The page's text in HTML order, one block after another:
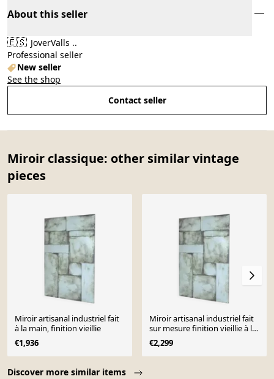
About this seller
🇪🇸 JoverValls ..
Professional seller
New seller
See the shop
Contact seller
Miroir classique: other similar vintage
pieces
Discover more similar items
Miroir artisanal industriel fait
à la main, finition vieillie
€1,936
Miroir artisanal industriel fait
sur mesure finition vieillie à la
main
€2,299